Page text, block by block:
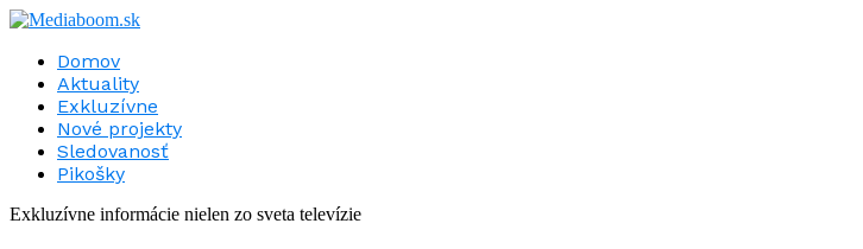
Domov
Aktuality
Exkluzívne
Nové projekty
Sledovanosť
Pikošky
Exkluzívne informácie nielen zo sveta televízie